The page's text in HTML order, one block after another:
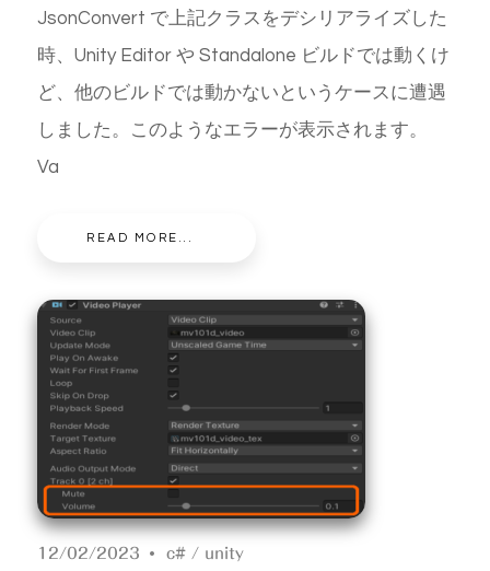
JsonConvert で上記クラスをデシリアライズした
時、Unity Editor や Standalone ビルドでは動くけ
ど、他のビルドでは動かないというケースに遭遇
しました。このようなエラーが表示されます。
Va
READ MORE...
12/02/2023 c# / unity